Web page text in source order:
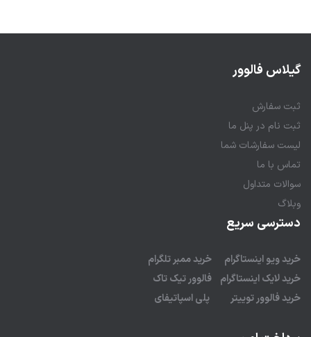
گیلاس فالوور
ثبت سفارش
ثبت نام در پنل ما
لیست سفارشات شما
تماس با ما
سوالات متداول
وبلاگ
دسترسی سریع
خرید ویو اینستاگرام
خرید ممبر تلگرام
خرید لایک اینستاگرام
فالوور تیک تاک
خرید فالوور توییتر
پلی اسپاتیفای